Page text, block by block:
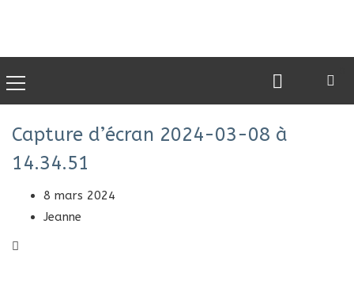
Capture d’écran 2024-03-08 à
14.34.51
8 mars 2024
Jeanne